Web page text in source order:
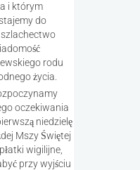
i którym
do
rodu
życia.
oczekiwania
niedzielę
Mszy Świętej
wigilijne,
przy wyjściu